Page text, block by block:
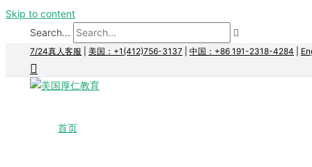
Skip to content
Search...
7/24真人客服 美国：+1(412)756-3137 中国：+86 191-2318-4284
首页